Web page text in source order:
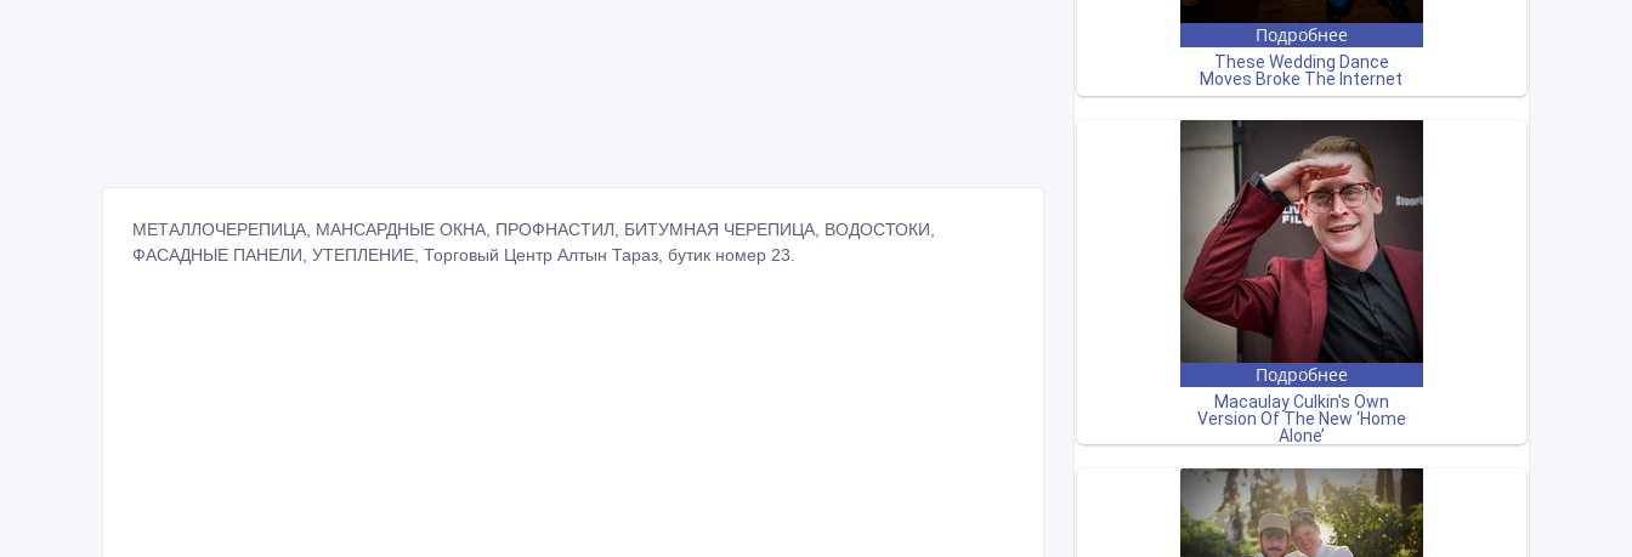
МЕТАЛЛОЧЕРЕПИЦА, МАНСАРДНЫЕ ОКНА, ПРОФНАСТИЛ, БИТУМНАЯ ЧЕРЕПИЦА, ВОДОСТОКИ,
ФАСАДНЫЕ ПАНЕЛИ, УТЕПЛЕНИЕ, Торговый Центр Алтын Тараз, бутик номер 23.